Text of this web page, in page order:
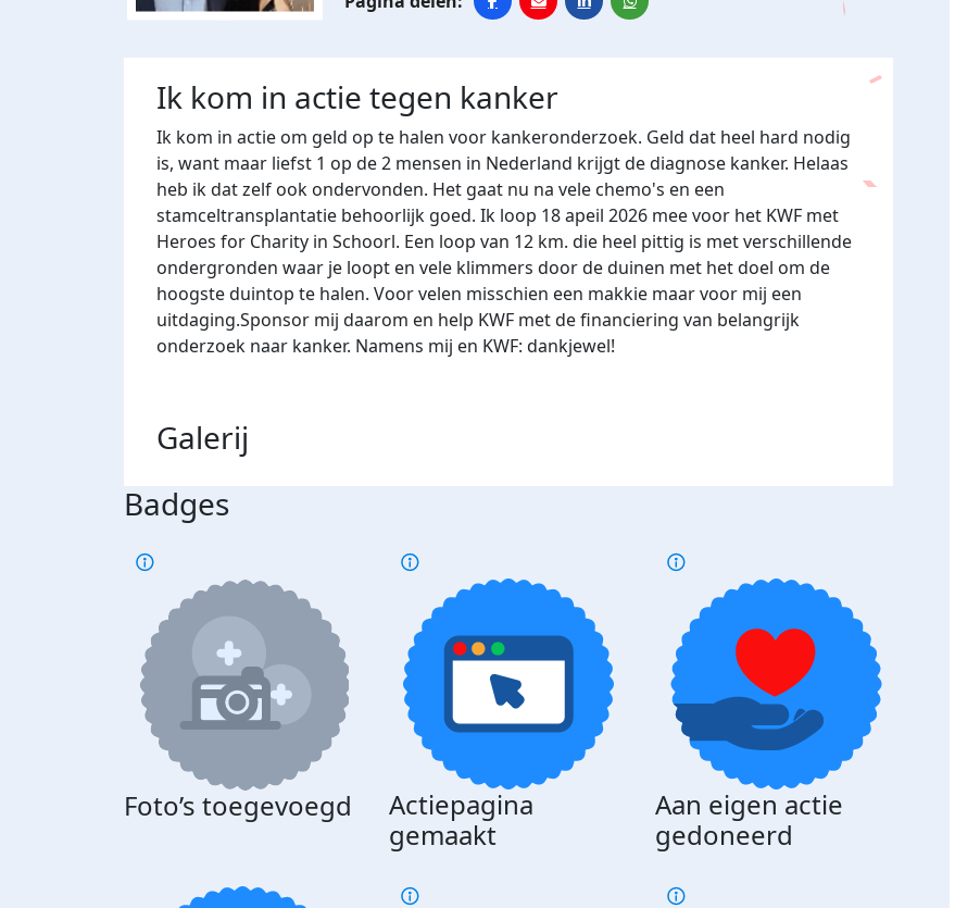
Ik kom in actie tegen kanker
Ik kom in actie om geld op te halen voor kankeronderzoek. Geld dat heel hard nodig
is, want maar liefst 1 op de 2 mensen in Nederland krijgt de diagnose kanker. Helaas
heb ik dat zelf ook ondervonden. Het gaat nu na vele chemo's en een
stamceltransplantatie behoorlijk goed. Ik loop 18 apeil 2026 mee voor het KWF met
Heroes for Charity in Schoorl. Een loop van 12 km. die heel pittig is met verschillende
ondergronden waar je loopt en vele klimmers door de duinen met het doel om de
hoogste duintop te halen. Voor velen misschien een makkie maar voor mij een
uitdaging.Sponsor mij daarom en help KWF met de financiering van belangrijk
onderzoek naar kanker. Namens mij en KWF: dankjewel!
Galerij
Badges
Foto’s toegevoegd
Actiepagina
gemaakt
Aan eigen actie
gedoneerd